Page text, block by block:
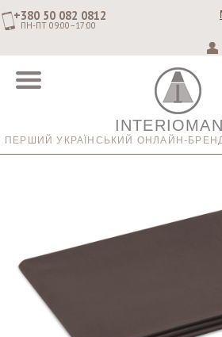
+380 50 082 0812
ПН-ПТ 09:00–17:00
ПЕРШИЙ УКРАЇНСЬКИЙ ОНЛАЙН-